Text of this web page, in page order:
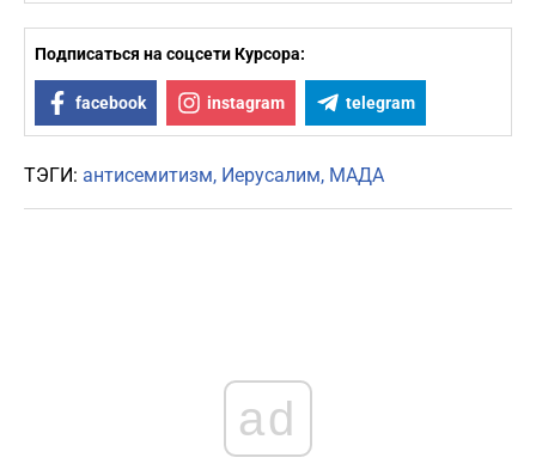
Подписаться на соцсети Курсора:
facebook instagram telegram
ТЭГИ: антисемитизм Иерусалим МАДА
ad